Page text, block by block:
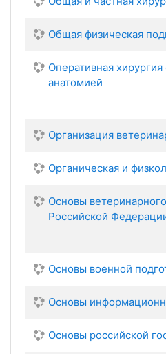
Общая физическая
Оперативная
анатомией
Организация
Органическая и
Основы
Российской
Основы военной
Основы
Основы российской